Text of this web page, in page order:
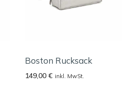
Boston Rucksack
149,00 € inkl. MwSt.